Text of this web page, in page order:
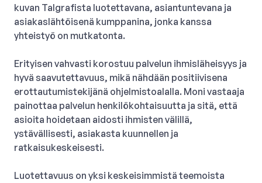
kuvan Talgrafista luotettavana, asiantuntevana ja
asiakaslähtöisenä kumppanina, jonka kanssa
yhteistyö on mutkatonta.
Erityisen vahvasti korostuu palvelun ihmisläheisyys ja
hyvä saavutettavuus, mikä nähdään positiivisena
erottautumistekijänä ohjelmistoalalla. Moni vastaaja
painottaa palvelun henkilökohtaisuutta ja sitä, että
asioita hoidetaan aidosti ihmisten välillä,
ystävällisesti, asiakasta kuunnellen ja
ratkaisukeskeisesti.
Luotettavuus on yksi keskeisimmistä teemoista